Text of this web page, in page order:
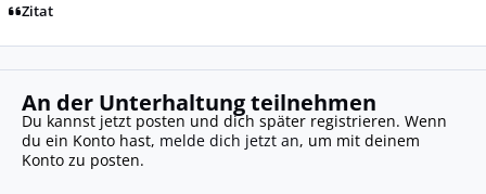
Zitat
An der Unterhaltung teilnehmen
Du kannst jetzt posten und dich später registrieren. Wenn
du ein Konto hast, melde dich jetzt an, um mit deinem
Konto zu posten.